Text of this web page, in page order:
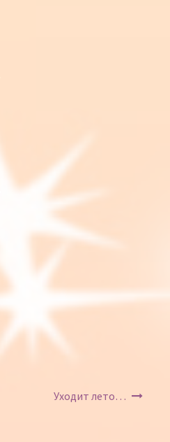
Уходит лето…